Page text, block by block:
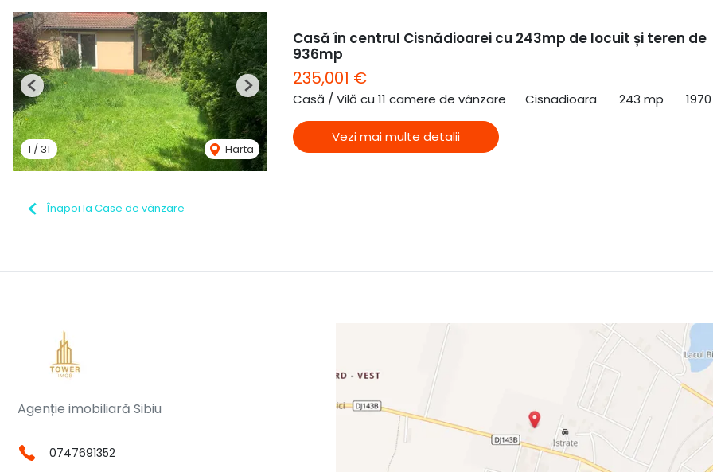
1 / 31 Harta
Previous Next
Casă în centrul Cisnădioarei cu 243mp de locuit și teren de
936mp
235,001 €
Casă / Vilă cu 11 camere de vânzare Cisnadioara 243 mp 1970
Vezi mai multe detalii
Înapoi la Case de vânzare
Agenție imobiliară Sibiu
0747691352